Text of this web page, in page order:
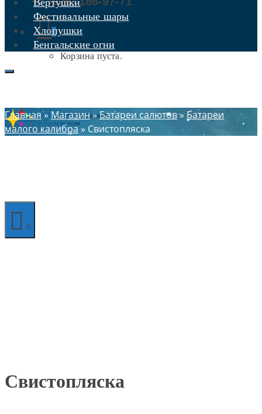
0
Корзина пуста.
Вертушки
Фестивальные шары
Хлопушки
Бенгальские огни
0
Главная » Магазин» Батареи салютов» Батареи
малого калибра» Свистопляска
Свистопляска